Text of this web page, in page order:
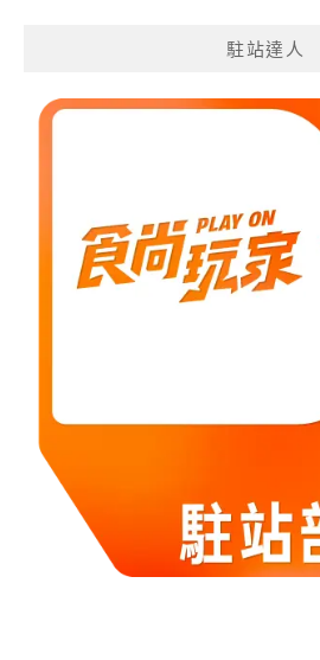
駐站達人